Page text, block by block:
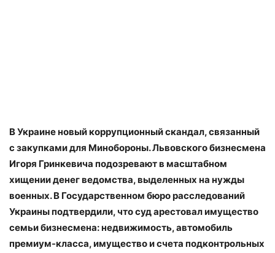
В Украине новый коррупционный скандал, связанный
с закупками для Минобороны. Львовского бизнесмена
Игоря Гринкевича подозревают в масштабном
хищении денег ведомства, выделенных на нужды
военных. В Государственном бюро расследований
Украины подтвердили, что суд арестовал имущество
семьи бизнесмена: недвижимость, автомобиль
премиум-класса, имущество и счета подконтрольных